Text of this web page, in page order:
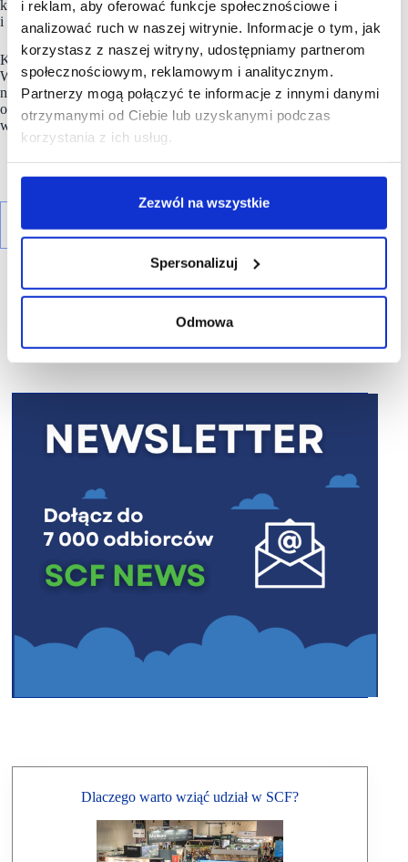
i reklam, aby oferować funkcje społecznościowe i
analizować ruch w naszej witrynie. Informacje o tym, jak
korzystasz z naszej witryny, udostępniamy partnerom
społecznościowym, reklamowym i analitycznym.
Partnerzy mogą połączyć te informacje z innymi danymi
otrzymanymi od Ciebie lub uzyskanymi podczas
korzystania z ich usług.
Zezwól na wszystkie
Spersonalizuj
Odmowa
komercyjnych due diligence dla klientów polskich
i zagranicznych.
Kamila uzyskała tytuł magistra inżyniera na Politechnice
Warszawskiej, na kierunku Gospodarka Przestrzenna,
na specjalizacji Urbanistyka w planowaniu przestrzennym
oraz ukończyła studia podyplomowe z Wyceny Nieruchomości
w Szkole Głównej Handlowej.
Dlaczego warto wziąć udział w SCF?